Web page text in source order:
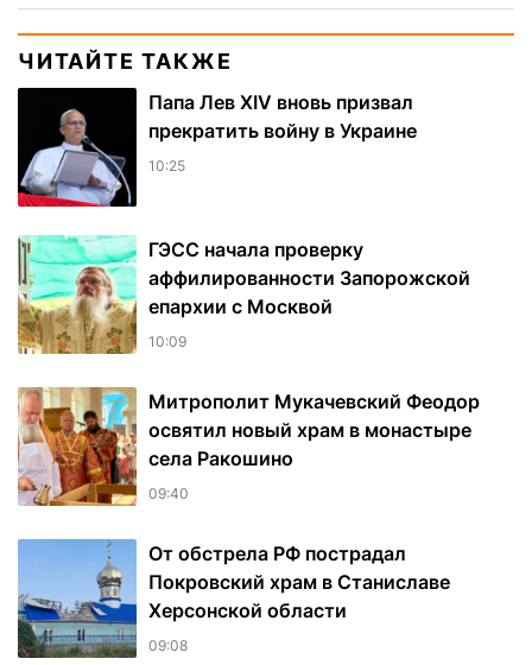
ЧИТАЙТЕ ТАКЖЕ
Папа Лев XIV вновь призвал
прекратить войну в Украине
10:25
ГЭСС начала проверку
аффилированности Запорожской
епархии с Москвой
10:09
Митрополит Мукачевский Феодор
освятил новый храм в монастыре
села Ракошино
09:40
От обстрела РФ пострадал
Покровский храм в Станиславе
Херсонской области
09:08